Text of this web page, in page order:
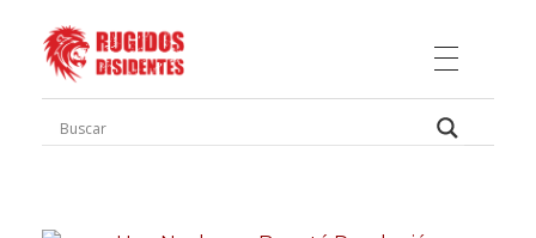
Rugidos Disidentes
Bogotá - Colombia | ISSN 2619-5569